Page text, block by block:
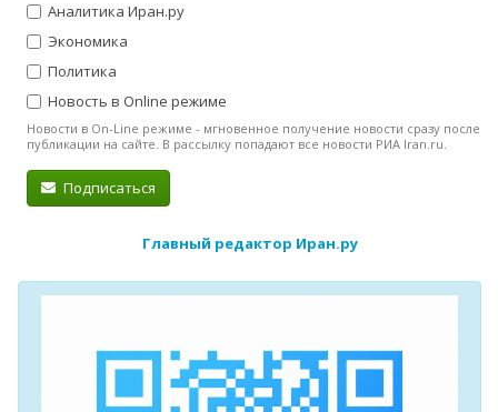
Аналитика Иран.ру
Экономика
Политика
Новость в Online режиме
Новости в On-Line режиме - мгновенное получение новости сразу после
публикации на сайте. В рассылку попадают все новости РИА Iran.ru.
Подписаться
Главный редактор Иран.ру